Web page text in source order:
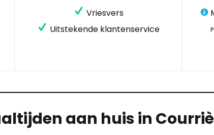
Vriesvers
Uitstekende klantenservice
aan huis in